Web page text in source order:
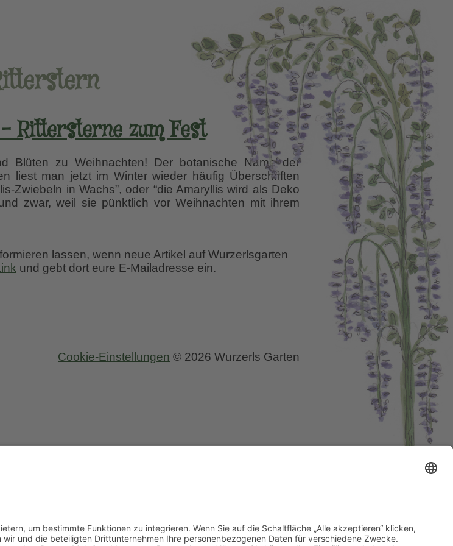
Rittersterne zum Fest
Blüten zu Weihnachten! Der botanische Name der
liest man jetzt im Winter wieder häufig Überschriften
Zwiebeln in Wachs”, oder “die Amaryllis wird als Deko
zwar, weil sie pünktlich vor Weihnachten mit ihrem
lassen, wenn neue Artikel auf Wurzerlsgarten
und gebt dort eure E-Mailadresse ein.
Cookie-Einstellungen © 2026 Wurzerls Garten